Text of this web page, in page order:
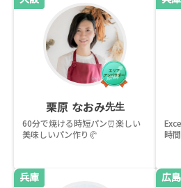
栗原 なおみ先生
60分で焼ける時短パン⏰楽しい
美味しいパン作り🥐
時
兵庫 広島